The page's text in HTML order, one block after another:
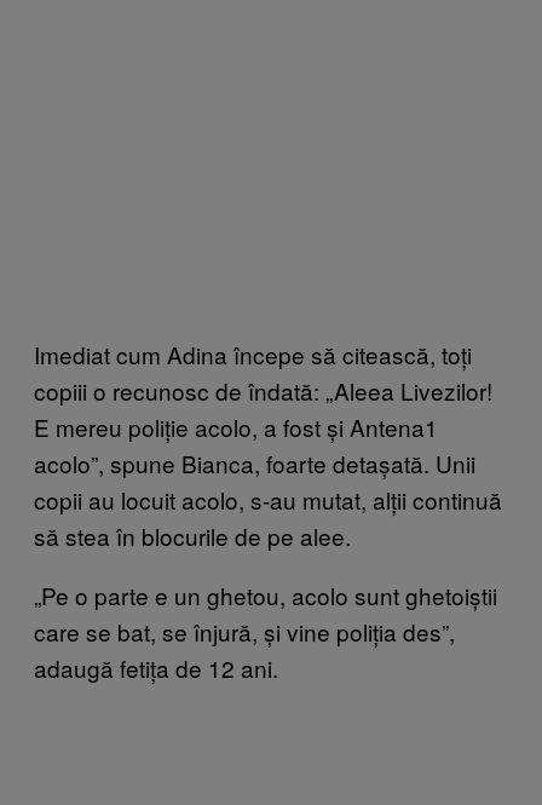
Imediat cum Adina începe să citească, toți
copiii o recunosc de îndată: „Aleea Livezilor!
E mereu poliție acolo, a fost și Antena1
acolo”, spune Bianca, foarte detașată. Unii
copii au locuit acolo, s-au mutat, alții continuă
să stea în blocurile de pe alee.
„Pe o parte e un ghetou, acolo sunt ghetoiștii
care se bat, se înjură, și vine poliția des”,
adaugă fetița de 12 ani.